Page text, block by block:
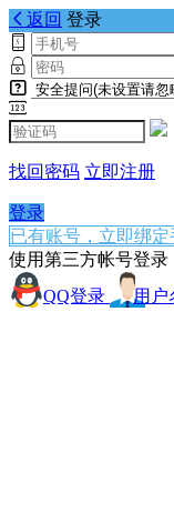
返回 登录
找回密码 立即注册
登录
已有账号，立即绑定
使用第三方帐号登录
QQ登录
用户